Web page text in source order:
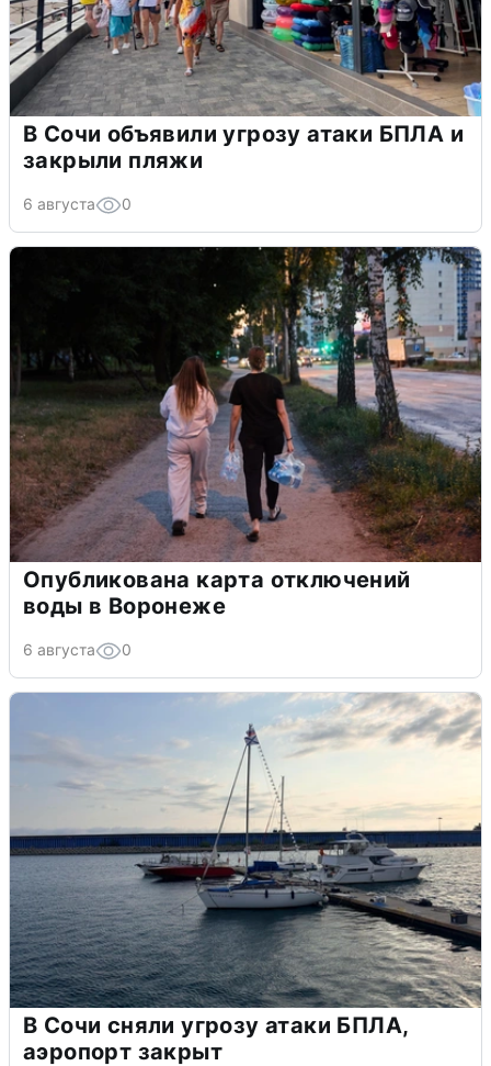
В Сочи объявили угрозу атаки БПЛА и
закрыли пляжи
6 августа 0
Опубликована карта отключений
воды в Воронеже
6 августа 0
В Сочи сняли угрозу атаки БПЛА,
аэропорт закрыт